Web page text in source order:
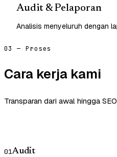
Audit & Pelaporan
Analisis menyeluruh dengan
03 — Proses
Cara kerja kami
Transparan dari awal hingga
01Audit